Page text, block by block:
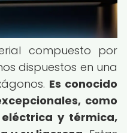
compuesto por
dispuestos en una
Es conocido
como
y térmica,